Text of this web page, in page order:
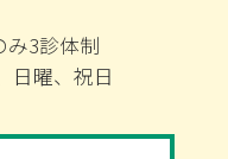
3診体制
日曜、祝日